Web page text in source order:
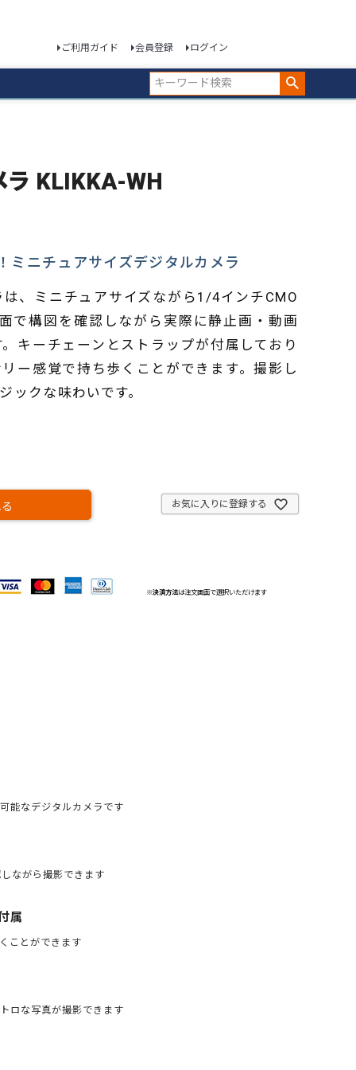
ご利用ガイド 会員登録 ログイン
ラ KLIKKA-WH
ミニチュアサイズデジタルカメラ
、ミニチュアサイズながら1/4インチCMO
で構図を確認しながら実際に静止画・動画
キーチェーンとストラップが付属しており
ー感覚で持ち歩くことができます。撮影し
ックな味わいです。
お気に入りに登録する
※決済方法は注文画面で選択いただけます
能なデジタルカメラです
ながら撮影できます
属
ことができます
ロな写真が撮影できます